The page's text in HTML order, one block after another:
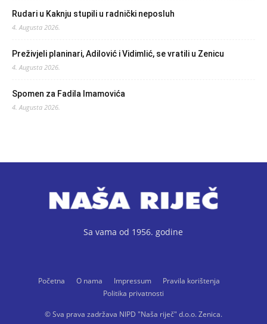
Rudari u Kaknju stupili u radnički neposluh
4. Augusta 2026.
Preživjeli planinari, Adilović i Vidimlić, se vratili u Zenicu
4. Augusta 2026.
Spomen za Fadila Imamovića
4. Augusta 2026.
Sa vama od 1956. godine
Početna O nama Impressum
Pravila korištenja
Politika privatnosti
© Sva prava zadržava NIPD "Naša riječ" d.o.o. Zenica.